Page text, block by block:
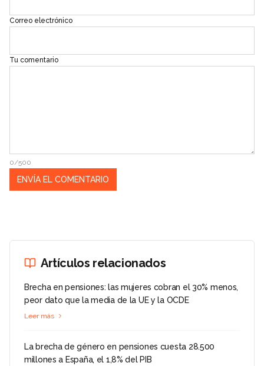
Correo electrónico
Tu comentario
0/500
Artículos relacionados
Brecha en pensiones: las mujeres cobran el 30% menos,
peor dato que la media de la UE y la OCDE
Leer más
La brecha de género en pensiones cuesta 28.500
millones a España, el 1,8% del PIB